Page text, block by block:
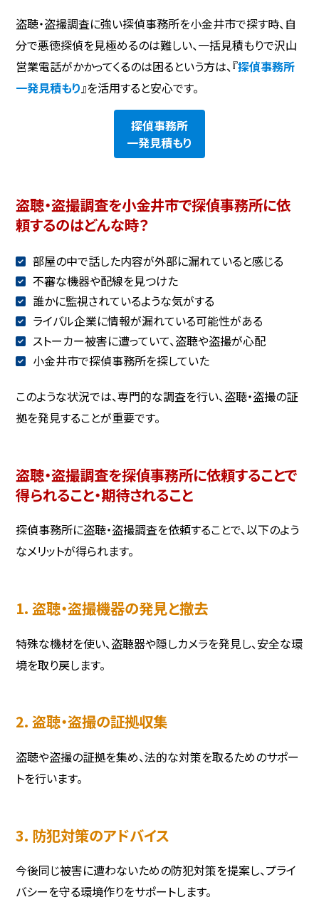
盗聴・盗撮調査に強い探偵事務所を小金井市で探す時、自
分で悪徳探偵を見極めるのは難しい、一括見積もりで沢山
営業電話がかかってくるのは困るという方は、『探偵事務所
一発見積もり 』を活用すると安心です。
探偵事務所
一発見積もり
盗聴・盗撮調査を小金井市で探偵事務所に依
頼するのはどんな時？
部屋の中で話した内容が外部に漏れていると感じる
不審な機器や配線を見つけた
誰かに監視されているような気がする
ライバル企業に情報が漏れている可能性がある
ストーカー被害に遭っていて、盗聴や盗撮が心配
小金井市で探偵事務所を探していた
このような状況では、専門的な調査を行い、盗聴・盗撮の証
拠を発見することが重要です。
盗聴・盗撮調査を探偵事務所に依頼することで
得られること・期待されること
探偵事務所に盗聴・盗撮調査を依頼することで、以下のよう
なメリットが得られます。
1. 盗聴・盗撮機器の発見と撤去
特殊な機材を使い、盗聴器や隠しカメラを発見し、安全な環
境を取り戻します。
2. 盗聴・盗撮の証拠収集
盗聴や盗撮の証拠を集め、法的な対策を取るためのサポー
トを行います。
3. 防犯対策のアドバイス
今後同じ被害に遭わないための防犯対策を提案し、プライ
バシーを守る環境作りをサポートします。